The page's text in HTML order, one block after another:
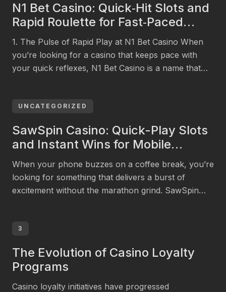
N1 Bet Casino: Quick‑Hit Slots and
Rapid Roulette for Fast‑Paced
Players
1. The Pulse of Rapid Play at N1 Bet Casino When
you’re looking for a casino that keeps pace with
your quick reflexes, N1 Bet Casino is a name that
the platform delivers a seamless experience that lets
UNCATEGORIZED
SawSpin Casino: Quick-Play Slots
and Instant Wins for Mobile
Gamers
When your phone buzzes on a coffee break, you’re
looking for something that delivers a burst of
excitement without the marathon grind. SawSpin
outcome front‑and‑center. It’s all about the quick
lets […]
3
The Evolution of Casino Loyalty
Programs
Casino loyalty initiatives have progressed